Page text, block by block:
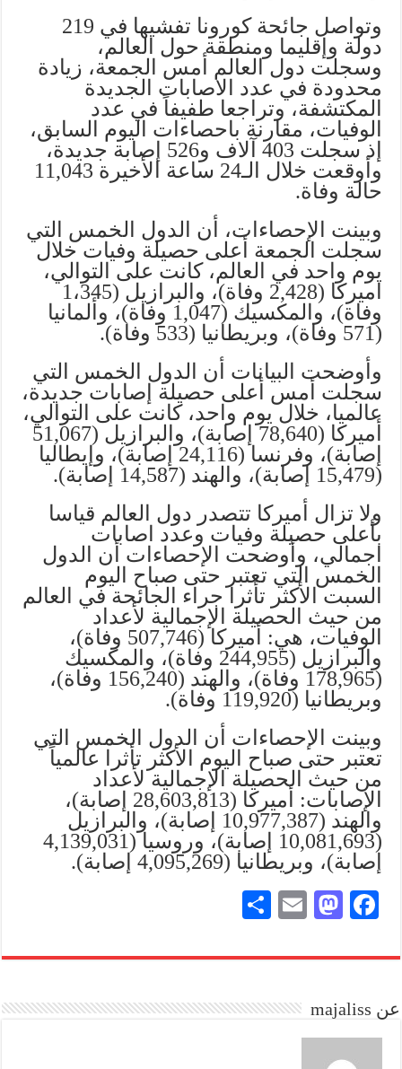
وتواصل جائحة كورونا تفشيها في 219
دولة وإقليما ومنطقة حول العالم،
وسجلت دول العالم أمس الجمعة، زيادة
محدودة في عدد الاصابات الجديدة
المكتشفة، وتراجعا طفيفاً في عدد
الوفيات، مقارنة باحصاءات اليوم السابق،
إذ سجلت 403 آلاف و526 إصابة جديدة،
وأوقعت خلال الـ24 ساعة الأخيرة 11,043
حالة وفاة.
وبينت الإحصاءات، أن الدول الخمس التي
سجلت الجمعة أعلى حصيلة وفيات خلال
يوم واحد في العالم، كانت على التوالي،
اميركا (2,428 وفاة)، والبرازيل (1،345
وفاة)، والمكسيك (1,047 وفاة)، وألمانيا
(571 وفاة)، وبريطانيا (533 وفاة).
وأوضحت البيانات أن الدول الخمس التي
سجلت أمس أعلى حصيلة إصابات جديدة،
عالميا، خلال يوم واحد، كانت على التوالي،
أميركا (78,640 إصابة)، والبرازيل (51,067
إصابة)، وفرنسا (24,116 إصابة)، وإيطاليا
(15,479 إصابة)، والهند (14,587 إصابة).
ولا تزال أميركا تتصدر دول العالم قياسا
بأعلى حصيلة وفيات وعدد اصابات
اجمالي، وأوضحت الإحصاءات أن الدول
الخمس التي تعتبر حتى صباح اليوم
السبت الأكثر تأثرا جراء الجائحة في العالم
من حيث الحصيلة الإجمالية لأعداد
الوفيات، هي: أميركا (507,746 وفاة)،
والبرازيل (244,955 وفاة)، والمكسيك
(178,965 وفاة)، والهند (156,240 وفاة)،
وبريطانيا (119,920 وفاة).
وبينت الإحصاءات أن الدول الخمس التي
تعتبر حتى صباح اليوم الأكثر تأثرا عالمياً
من حيث الحصيلة الإجمالية لأعداد
الإصابات: أميركا (28,603,813 إصابة)،
والهند (10,977,387 إصابة)، والبرازيل
(10,081,693 إصابة)، وروسيا (4,139,031
إصابة)، وبريطانيا (4,095,269 إصابة).
Fa
bo
M
to
n
E
ail
re
عن majaliss